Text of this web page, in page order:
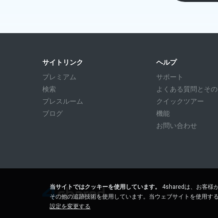
サイトリンク
プレミアム
検索
プレスルーム
ブログ
ヘルプ
サポート
よくある質問とそ
クイックツアー
機能
お問い合わせ
当サイトではクッキーを使用しています。
4sharedは、お客様
その他の追跡技術を使用しています。当ウェブサイトを使用
設定を変更する